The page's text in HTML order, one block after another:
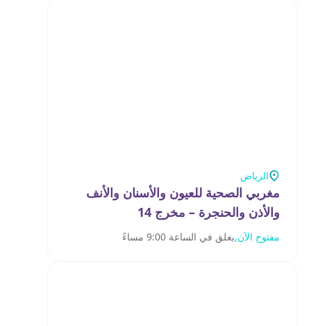
الرياض
مغربي الصحية للعيون والأسنان والأنف
والأذن والحنجرة – مخرج 14
مفتوح الآن,يغلق في الساعة 9:00 مساءً